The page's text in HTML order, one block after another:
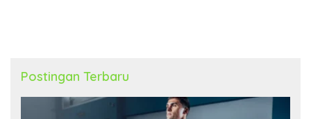
Postingan Terbaru